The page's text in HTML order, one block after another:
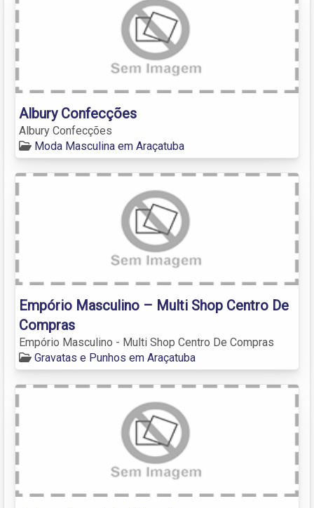
Albury Confecções
Albury Confecções
Moda Masculina em Araçatuba
Empório Masculino – Multi Shop Centro De
Compras
Empório Masculino - Multi Shop Centro De Compras
Gravatas e Punhos em Araçatuba